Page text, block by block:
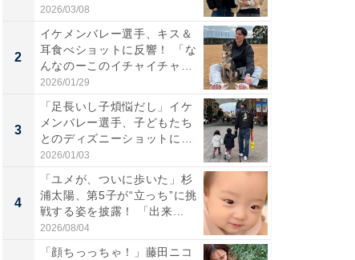
れ...
2026/03/08
2
イケメンバレー選手、キス＆
耳食べショットに反響！ 「な
んなのーこのイチャイチャ
感...
2026/01/29
3
「足長いし子煩悩だし」イケ
メンバレー選手、子どもたち
とのディズニーショットに
「か...
2026/01/03
4
「ユメが、ついに歩いた」杉
浦太陽、第5子が“立っち”に挑
戦する姿を披露！ 「出来...
2026/08/04
「顔ちっっちゃ！」藤田ニコ